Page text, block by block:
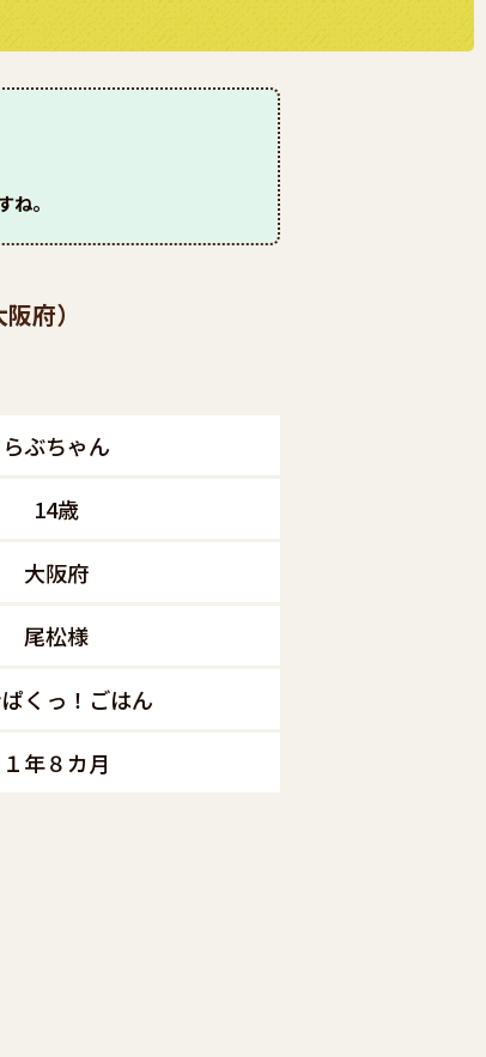
。
府）
らぶちゃん
14歳
大阪府
尾松様
くっ！ごはん
１年８カ月